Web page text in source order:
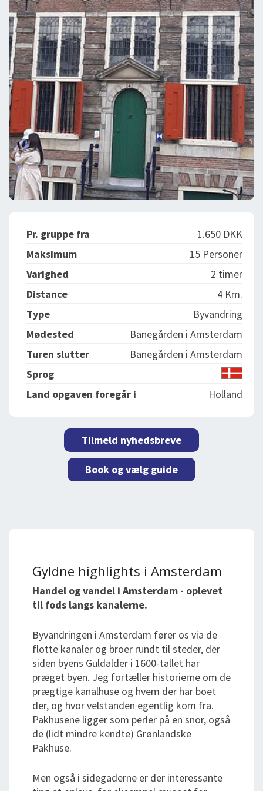
Pr. gruppe fra
1.650 DKK
Maksimum
15 Personer
Varighed
2 timer
Distance
4 Km.
Type
Byvandring
Mødested
Banegården i Amsterdam
Turen slutter
Banegården i Amsterdam
Sprog
Land opgaven foregår i
Holland
Tilmeld nyhedsbreve
Book og vælg guide
Gyldne highlights i Amsterdam
Handel og vandel i Amsterdam - oplevet
til fods langs kanalerne.
Byvandringen i Amsterdam fører os via de
flotte kanaler og broer rundt til steder, der
siden byens Guldalder i 1600-tallet har
præget byen. Jeg fortæller historierne om de
prægtige kanalhuse og hvem der har boet
der, og hvor velstanden egentlig kom fra.
Pakhusene ligger som perler på en snor, også
de (lidt mindre kendte) Grønlandske
Pakhuse.
Men også i sidegaderne er der interessante